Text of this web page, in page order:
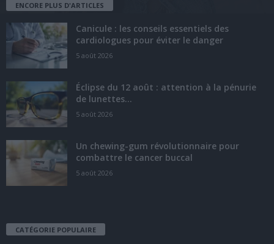
ENCORE PLUS D'ARTICLES
Canicule : les conseils essentiels des
cardiologues pour éviter le danger
5 août 2026
Éclipse du 12 août : attention à la pénurie
de lunettes...
5 août 2026
Un chewing-gum révolutionnaire pour
combattre le cancer buccal
5 août 2026
CATÉGORIE POPULAIRE